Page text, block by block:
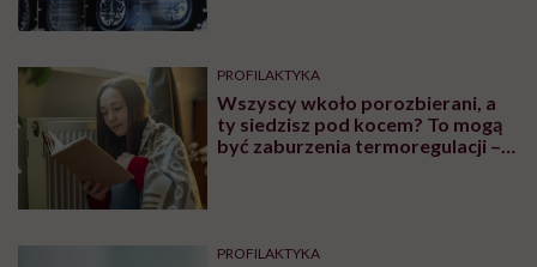
PROFILAKTYKA
Wszyscy wkoło porozbierani, a
ty siedzisz pod kocem? To mogą
być zaburzenia termoregulacji –
PROFILAKTYKA